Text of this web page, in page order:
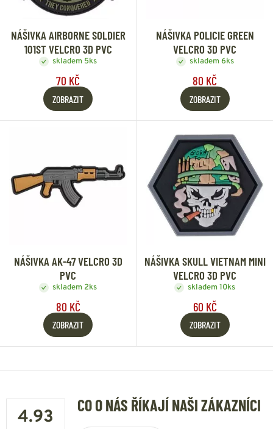
NÁŠIVKA AIRBORNE SOLDIER
101ST VELCRO 3D PVC
skladem 5ks
70 KČ
ZOBRAZIT
NÁŠIVKA POLICIE GREEN
VELCRO 3D PVC
skladem 6ks
80 KČ
ZOBRAZIT
NÁŠIVKA AK-47 VELCRO 3D
PVC
skladem 2ks
80 KČ
ZOBRAZIT
NÁŠIVKA SKULL VIETNAM MINI
VELCRO 3D PVC
skladem 10ks
60 KČ
ZOBRAZIT
4.93
CO O NÁS ŘÍKAJÍ NAŠI ZÁKAZNÍCI